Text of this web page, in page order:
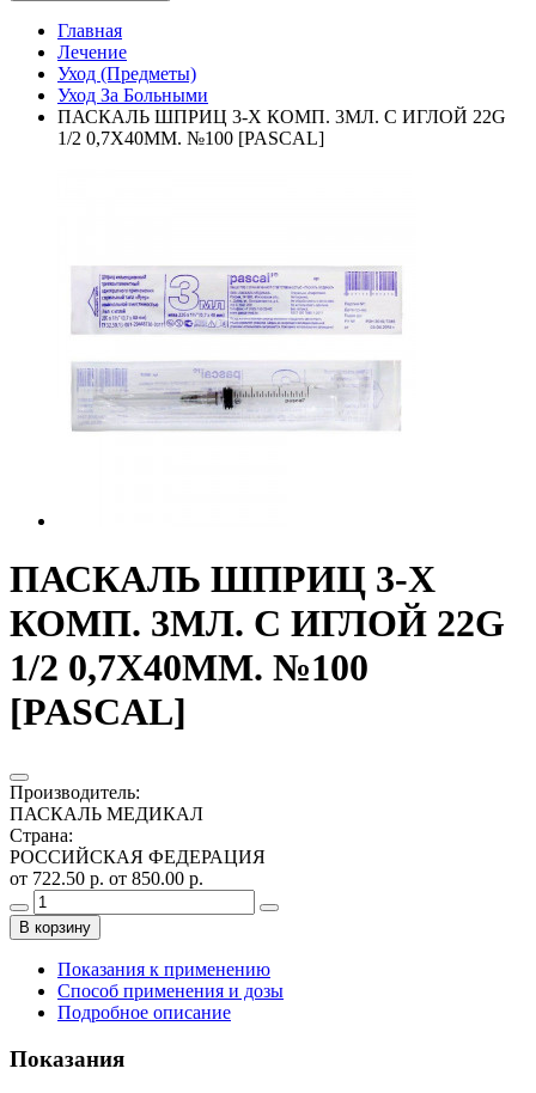
Главная
Лечение
Уход (Предметы)
Уход За Больными
ПАСКАЛЬ ШПРИЦ 3-Х КОМП. 3МЛ. С ИГЛОЙ 22G
1/2 0,7Х40ММ. №100 [PASCAL]
ПАСКАЛЬ ШПРИЦ 3-Х
КОМП. 3МЛ. С ИГЛОЙ 22G
1/2 0,7Х40ММ. №100
[PASCAL]
Производитель:
ПАСКАЛЬ МЕДИКАЛ
Страна:
РОССИЙСКАЯ ФЕДЕРАЦИЯ
от 722.50 р. от 850.00 р.
В корзину
Показания к применению
Способ применения и дозы
Подробное описание
Показания